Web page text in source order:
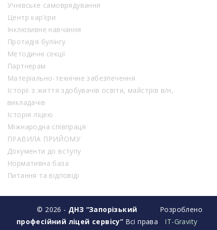
Учнівське самоврядування
Центр кар’єри
Інклюзивне навчання
Протидія булінгу
Методичні секції
Партнерам
Матеріально-технічне забезпечення
Історії з життя здобувачів освіти, майстрів в/н,
викладачів
Історія ліцею
Міжнародна співпраця
ПРАВИЛА ПРИЙОМУ
Документи до вступу
Нормативна база
Питання та відповіді
© 2026 - ДНЗ “Запорізький
професійний ліцей сервісу” Всі права
Розроблено
IT-Gravity